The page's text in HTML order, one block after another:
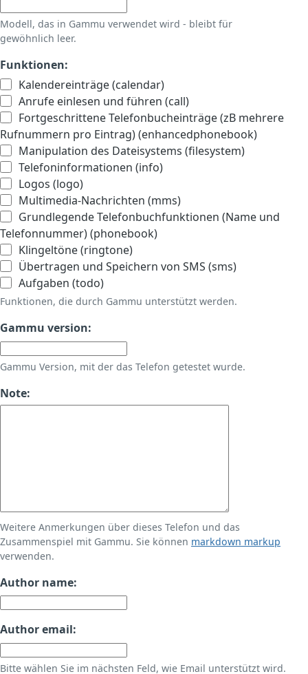
Modell, das in Gammu verwendet wird - bleibt für
gewöhnlich leer.
Funktionen:
Kalendereinträge (calendar)
Anrufe einlesen und führen (call)
Fortgeschrittene Telefonbucheinträge (zB mehrere
Rufnummern pro Eintrag) (enhancedphonebook)
Manipulation des Dateisystems (filesystem)
Telefoninformationen (info)
Logos (logo)
Multimedia-Nachrichten (mms)
Grundlegende Telefonbuchfunktionen (Name und
Telefonnummer) (phonebook)
Klingeltöne (ringtone)
Übertragen und Speichern von SMS (sms)
Aufgaben (todo)
Funktionen, die durch Gammu unterstützt werden.
Gammu version:
Gammu Version, mit der das Telefon getestet wurde.
Note:
Weitere Anmerkungen über dieses Telefon und das
Zusammenspiel mit Gammu. Sie können markdown markup
verwenden.
Author name:
Author email:
Bitte wählen Sie im nächsten Feld, wie Email unterstützt wird.